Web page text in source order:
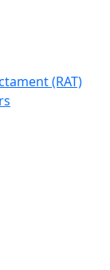
(RAT)